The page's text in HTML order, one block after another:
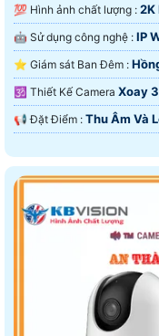
💯 Hình ảnh chất lượng : 2K
🤖️ Sử dụng công nghệ : IP
⭐ Giám sát Ban Đêm :
🕉️ Thiết Kế Camera Xoay
️📢 Đặt Điểm : Thu Âm Và